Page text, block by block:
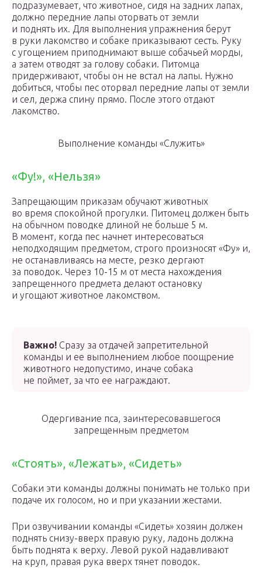
подразумевает, что животное, сидя на задних лапах,
должно передние лапы оторвать от земли
и поднять их. Для выполнения упражнения берут
в руки лакомство и собаке приказывают сесть. Руку
с угощением приподнимают выше собачьей морды,
а затем отводят за голову собаки. Питомца
придерживают, чтобы он не встал на лапы. Нужно
добиться, чтобы пес оторвал передние лапы от земли
и сел, держа спину прямо. После этого отдают
лакомство.
Выполнение команды «Служить»
«Фу!», «Нельзя»
Запрещающим приказам обучают животных
во время спокойной прогулки. Питомец должен быть
на обычном поводке длиной не больше 5 м.
В момент, когда пес начнет интересоваться
неподходящим предметом, строго произносят «Фу» и,
не останавливаясь на месте, резко дергают
за поводок. Через 10-15 м от места нахождения
запрещенного предмета делают остановку
и угощают животное лакомством.
Важно! Сразу за отдачей запретительной
команды и ее выполнением любое поощрение
животного недопустимо, иначе собака
не поймет, за что ее награждают.
Одергивание пса, заинтересовавшегося
запрещенным предметом
«Стоять», «Лежать», «Сидеть»
Собаки эти команды должны понимать не только при
подаче их голосом, но и при указании жестами.
При озвучивании команды «Сидеть» хозяин должен
поднять снизу-вверх правую руку, ладонь должна
быть поднята к верху. Левой рукой надавливают
на круп, правая рука вверх тянет поводок.